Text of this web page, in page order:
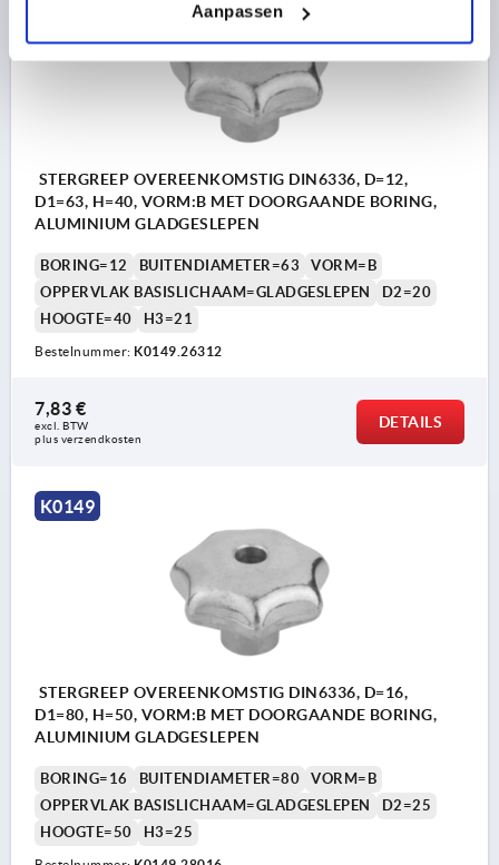
Aanpassen
STERGREEP OVEREENKOMSTIG DIN6336, D=12,
D1=63, H=40, VORM:B MET DOORGAANDE BORING,
ALUMINIUM GLADGESLEPEN
BORING=12 BUITENDIAMETER=63
VORM=B
OPPERVLAK BASISLICHAAM=GLADGESLEPEN
D2=20
HOOGTE=40
H3=21
Bestelnummer: K0149.26312
7,83 €
excl. BTW
plus verzendkosten
DETAILS
K0149
STERGREEP OVEREENKOMSTIG DIN6336, D=16,
D1=80, H=50, VORM:B MET DOORGAANDE BORING,
ALUMINIUM GLADGESLEPEN
BORING=16 BUITENDIAMETER=80
VORM=B
OPPERVLAK BASISLICHAAM=GLADGESLEPEN
D2=25
HOOGTE=50
H3=25